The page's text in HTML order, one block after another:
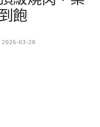
飽
2026-03-28